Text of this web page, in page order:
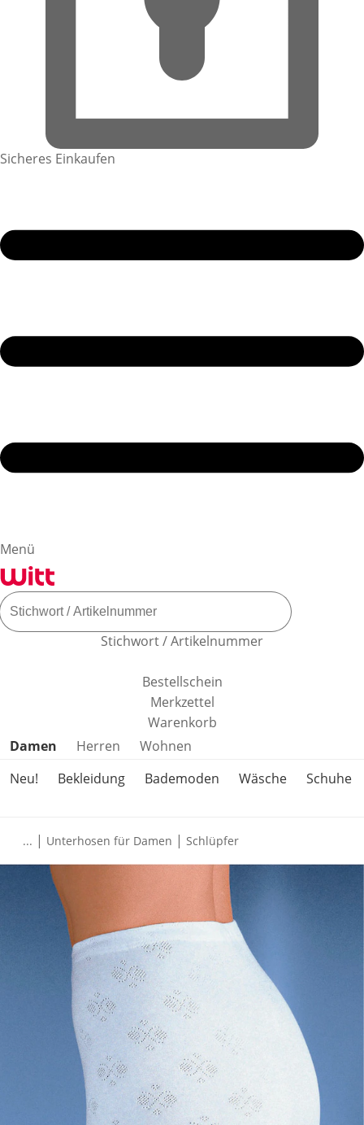
Sicheres Einkaufen
Menü
Stichwort / Artikelnummer
Bestellschein
Merkzettel
Warenkorb
Produktkategorien überspringen
Damen Herren
Wohnen
Neu!
Bekleidung Bademoden Wäsche Schuhe
... | Unterhosen für Damen | Schlüpfer